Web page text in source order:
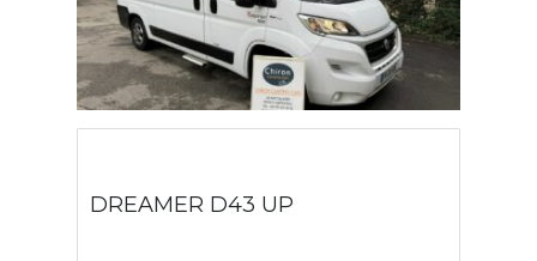
DREAMER D43 UP